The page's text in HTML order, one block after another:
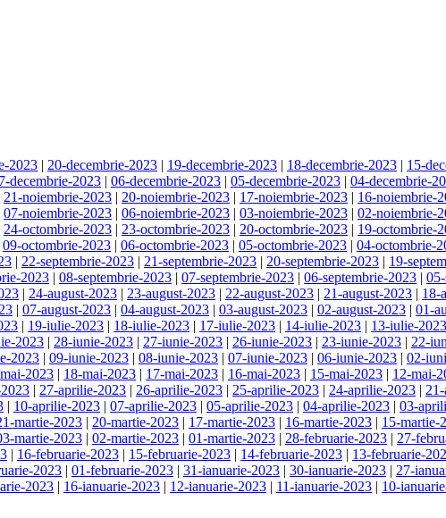
2023 | 20-decembrie-2023 | 19-decembrie-2023 | 18-decembrie-2023 | 15-
decembrie-2023 | 06-decembrie-2023 | 05-decembrie-2023 | 04-decembrie-
21-noiembrie-2023 | 20-noiembrie-2023 | 17-noiembrie-2023 | 16-noiembrie-
07-noiembrie-2023 | 06-noiembrie-2023 | 03-noiembrie-2023 | 02-noiembrie-
24-octombrie-2023 | 23-octombrie-2023 | 20-octombrie-2023 | 19-octombrie-
09-octombrie-2023 | 06-octombrie-2023 | 05-octombrie-2023 | 04-octombrie-
| 22-septembrie-2023 | 21-septembrie-2023 | 20-septembrie-2023 | 19-
2023 | 08-septembrie-2023 | 07-septembrie-2023 | 06-septembrie-2023 |
| 24-august-2023 | 23-august-2023 | 22-august-2023 | 21-august-2023 | 18-
| 07-august-2023 | 04-august-2023 | 03-august-2023 | 02-august-2023 | 01-
| 19-iulie-2023 | 18-iulie-2023 | 17-iulie-2023 | 14-iulie-2023 | 13-iulie-2023
2023 | 28-iunie-2023 | 27-iunie-2023 | 26-iunie-2023 | 23-iunie-2023 | 22-
2023 | 09-iunie-2023 | 08-iunie-2023 | 07-iunie-2023 | 06-iunie-2023 | 02-
2023 | 18-mai-2023 | 17-mai-2023 | 16-mai-2023 | 15-mai-2023 | 12-mai-
| 27-aprilie-2023 | 26-aprilie-2023 | 25-aprilie-2023 | 24-aprilie-2023 |
| 10-aprilie-2023 | 07-aprilie-2023 | 05-aprilie-2023 | 04-aprilie-2023 | 03-
martie-2023 | 20-martie-2023 | 17-martie-2023 | 16-martie-2023 | 15-martie-
martie-2023 | 02-martie-2023 | 01-martie-2023 | 28-februarie-2023 | 27-
| 16-februarie-2023 | 15-februarie-2023 | 14-februarie-2023 | 13-februarie-
2023 | 01-februarie-2023 | 31-ianuarie-2023 | 30-ianuarie-2023 | 27-
2023 | 16-ianuarie-2023 | 12-ianuarie-2023 | 11-ianuarie-2023 | 10-